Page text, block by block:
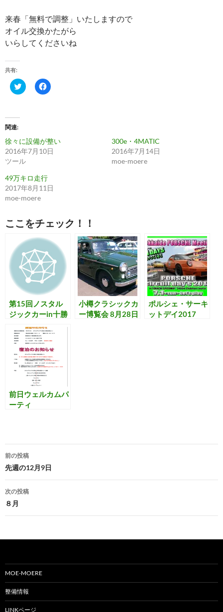
来春「無料で調整」いたしますので
オイル交換かたがら
いらしてくださいね
共有:
ク
リ
t
t
e
r
共
有
(
新
し
ィ
ン
ウ
開
き
ま
す
F
a
で
共
有
す
は
リ
く
だ
い
新
し
い
ウ
ィ
ド
ウ
で
開
き
す
関連
徐々に設備が整い
2016年7月10日
ツール
300e・4MATIC
2016年7月14日
moe-moere
49万キロ走行
2017年8月11日
moe-moere
ここをチェック！！
第15回ノスタル
ジックカーin十勝
小樽クラシックカ
ー博覧会 8月28日
ポルシェ・サーキ
ットデイ2017
前日ウェルカムパ
ーティ
投
稿
ナ
ビ
ゲ
ー
ョ
ン
前の投稿
先週の12月9日
次の投稿
８月
MOE-MOERE
整備情報
LINKページ